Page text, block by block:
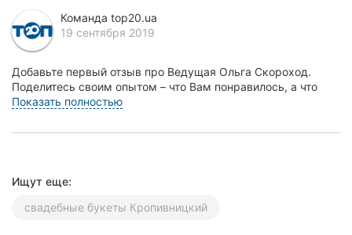
Полтава
Чернигов
Черкассы
Ивано-
Франковск
Команда top20.ua
19 сентября 2019
Добавьте первый отзыв про Ведущая Ольга Скороход.
Поделитесь своим опытом – что Вам понравилось, а что
нет! Это поможет другим жителям Кропивницкого...
Показать полностью
Ищут еще:
свадебные букеты Кропивницкий